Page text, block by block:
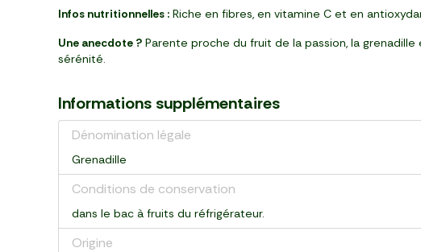
Infos nutritionnelles : Riche en fibres, en vitamine C et en
Une anecdote ? Parente proche du fruit de la passion, la
sérénité.
Informations supplémentaires
Dénomination légale
Grenadille
Conditions de conservation
dans le bac à fruits du réfrigérateur.
Origine